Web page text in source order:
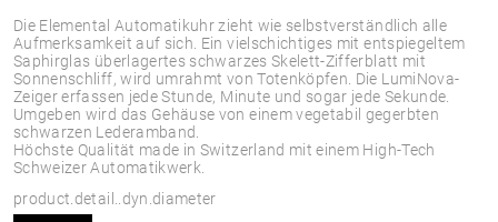
Die Elemental Automatikuhr zieht wie selbstverständlich alle
Aufmerksamkeit auf sich. Ein vielschichtiges mit entspiegeltem
Saphirglas überlagertes schwarzes Skelett-Zifferblatt mit
Sonnenschliff, wird umrahmt von Totenköpfen. Die LumiNova-
Zeiger erfassen jede Stunde, Minute und sogar jede Sekunde.
Umgeben wird das Gehäuse von einem vegetabil gegerbten
schwarzen Lederamband.
Höchste Qualität made in Switzerland mit einem High-Tech
Schweizer Automatikwerk.
product.detail..dyn.diameter